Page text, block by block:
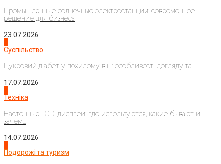
Промышленные солнечные электростанции: современное
решение для бизнеса
23.07.2026
Суспільство
Цукровий діабет у похилому віці: особливості догляду та...
17.07.2026
Техніка
Настенные LCD-дисплеи: где используются, какие бывают и
зачем...
14.07.2026
Подорожі та туризм